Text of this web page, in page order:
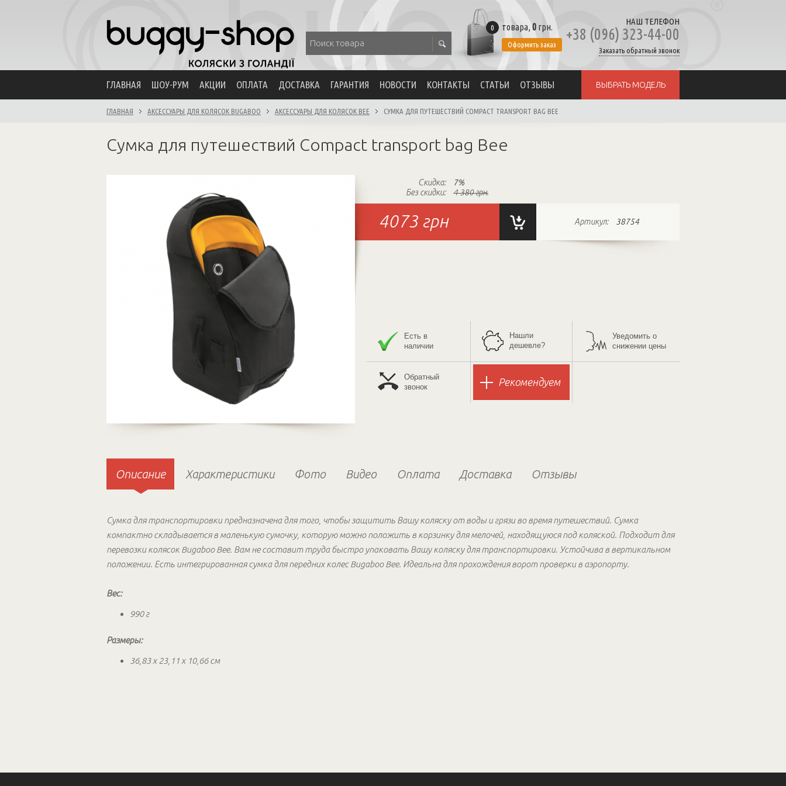
0 товара, 0 грн.
Оформить заказ
НАШ ТЕЛЕФОН
+38 (096) 323-44-00
Заказать обратный звонок
ГЛАВНАЯ ШОУ-РУМ АКЦИИ ОПЛАТА ДОСТАВКА ГАРАНТИЯ НОВОСТИ КОНТАКТЫ СТАТЬИ ОТЗЫВЫ ВЫБРАТЬ МОДЕЛЬ
ГЛАВНАЯ АКСЕССУАРЫ ДЛЯ КОЛЯСОК BUGABOO АКСЕССУАРЫ ДЛЯ КОЛЯСОК BEE СУМКА ДЛЯ ПУТЕШЕСТВИЙ COMPACT TRANSPORT BAG BEE
Сумка для путешествий Compact transport bag Bee
Скидка:
7%
Без скидки:
4 380 грн.
4073 грн Артикул: 38754
Есть в
наличии
Нашли
дешевле?
Уведомить о
снижении цены
Обратный
звонок
Рекомендуем
Описание Характеристики Фото Видео Оплата Доставка Отзывы
Сумка для транспортировки предназначена для того, чтобы защитить Вашу коляску от воды и грязи во время путешествий. Сумка
компактно складывается в маленькую сумочку, которую можно положить в корзинку для мелочей, находящуюся под коляской. Подходит для
перевозки колясок Bugaboo Bee. Вам не составит труда быстро упаковать Вашу коляску для транспортировки. Устойчива в вертикальном
положении. Есть интегрированная сумка для передних колес Bugaboo Bee. Идеальна для прохождения ворот проверки в аэропорту.
Вес:
990 г
Размеры:
36,83 x 23,11 x 10,66 см